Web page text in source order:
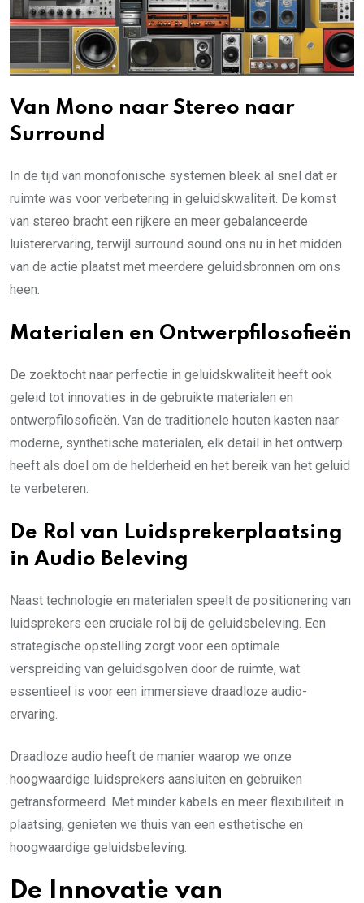
Van Mono naar Stereo naar
Surround
In de tijd van monofonische systemen bleek al snel dat er
ruimte was voor verbetering in geluidskwaliteit. De komst
van stereo bracht een rijkere en meer gebalanceerde
luisterervaring, terwijl surround sound ons nu in het midden
van de actie plaatst met meerdere geluidsbronnen om ons
heen.
Materialen en Ontwerpfilosofieën
De zoektocht naar perfectie in geluidskwaliteit heeft ook
geleid tot innovaties in de gebruikte materialen en
ontwerpfilosofieën. Van de traditionele houten kasten naar
moderne, synthetische materialen, elk detail in het ontwerp
heeft als doel om de helderheid en het bereik van het geluid
te verbeteren.
De Rol van Luidsprekerplaatsing
in Audio Beleving
Naast technologie en materialen speelt de positionering van
luidsprekers een cruciale rol bij de geluidsbeleving. Een
strategische opstelling zorgt voor een optimale
verspreiding van geluidsgolven door de ruimte, wat
essentieel is voor een immersieve draadloze audio-
ervaring.
Draadloze audio heeft de manier waarop we onze
hoogwaardige luidsprekers aansluiten en gebruiken
getransformeerd. Met minder kabels en meer flexibiliteit in
plaatsing, genieten we thuis van een esthetische en
hoogwaardige geluidsbeleving.
De Innovatie van